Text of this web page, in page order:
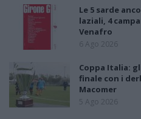
Le 5 sarde
laziali, 4
Venafro
6 Ago 2026
Coppa Italia:
finale con i
Macomer
5 Ago 2026